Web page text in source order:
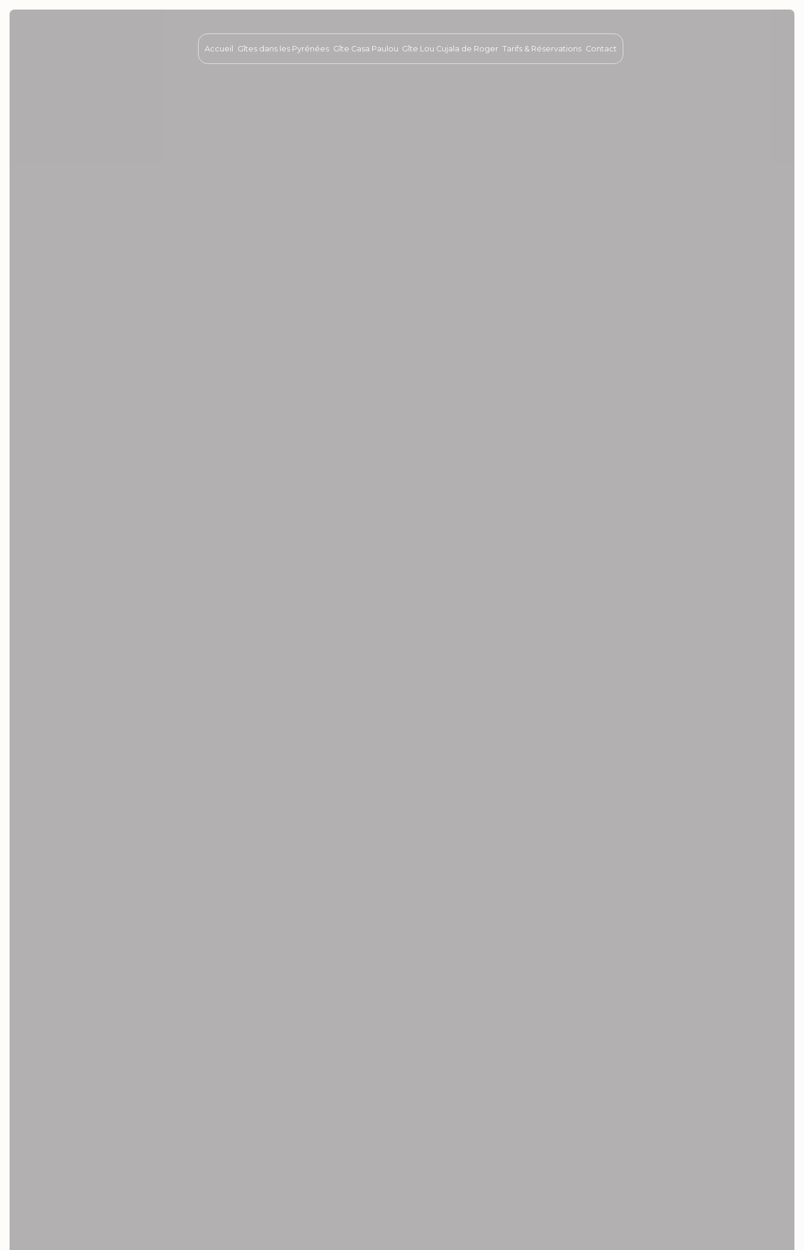
Accueil Gîtes dans les Pyrénées Gîte Casa Paulou Gîte Lou Cujala de Roger Tarifs & Réservations Contact